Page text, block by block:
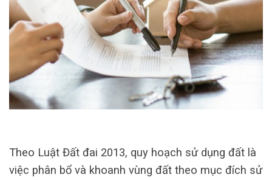
Theo Luật Đất đai 2013, quy hoạch sử dụng đất là
việc phân bổ và khoanh vùng đất theo mục đích sử